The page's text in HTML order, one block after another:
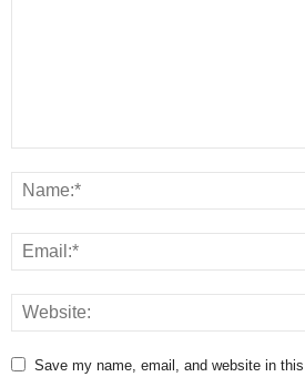
Save my name, email, and website in